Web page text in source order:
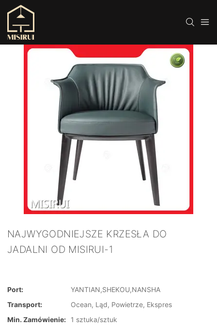
NAJWYGODNIEJSZE KRZESŁA DO
JADALNI OD MISIRUI-1
Port:
YANTIAN,SHEKOU,NANSHA
Transport:
Ocean, Ląd, Powietrze, Ekspres
Min. Zamówienie:
1 sztuka/sztuk